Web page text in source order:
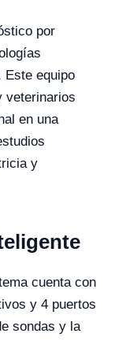
por
Este equipo
veterinarios
en una
y
cuenta con
y 4 puertos
sondas y la